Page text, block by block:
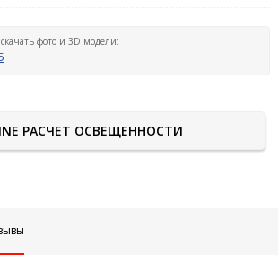
фото и 3D модели:
РАСЧЕТ ОСВЕЩЕННОСТИ